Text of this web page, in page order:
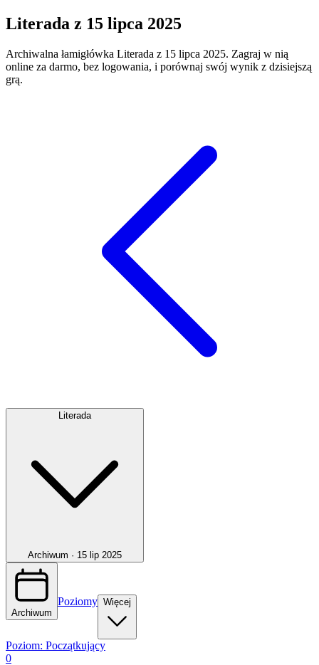
Literada z 15 lipca 2025
Archiwalna łamigłówka Literada z 15 lipca 2025. Zagraj w nią
online za darmo, bez logowania, i porównaj swój wynik z dzisiejszą
grą.
Literada
Archiwum · 15 lip 2025
Archiwum
Poziomy Więcej
Poziom: Początkujący
0